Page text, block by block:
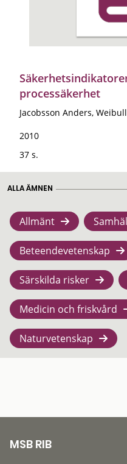
processäkerhet
Jacobsson Anders,
2010
37 s.
ALLA ÄMNEN
Allmänt
Beteendevetenskap
Särskilda risker
Medicin och friskvård
Naturvetenskap
MSB RIB